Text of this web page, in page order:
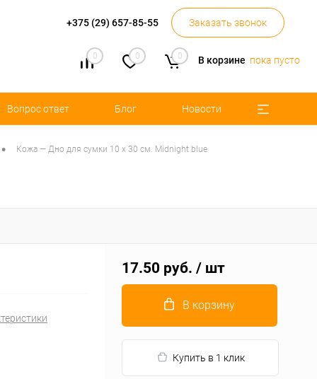
+375 (29) 657-85-55 Заказать звонок
0 0 0 В корзине пока пусто
Вопрос ответ Блог Новости
• Кожа — Дно для сумки 10 х 30 см. Midnight blue
17.50 руб. / шт
В корзину
Купить в 1 клик